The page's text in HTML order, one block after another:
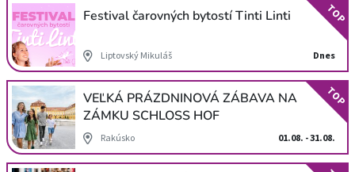
Festival čarovných bytostí Tinti Linti
Liptovský Mikuláš Dnes
TOP
VEĽKÁ PRÁZDNINOVÁ ZÁBAVA NA
ZÁMKU SCHLOSS HOF
Rakúsko 01.08. - 31.08.
TOP